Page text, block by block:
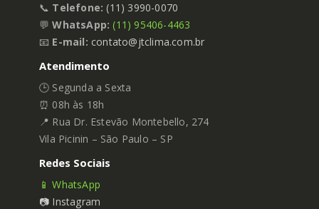
📞 Telefone: (11) 3990-0070
💬WhatsApp: (11) 95406-4463
📧 E-mail: contato@jtclima.com.br
Atendimento
🕒 Segunda a Sexta
⏰ 08h às 18h
📍 Rua Dr. Estevão Montebello, 274
Vila Picinin – São Paulo – SP
Redes Sociais
📱 WhatsApp
📷 Instagram